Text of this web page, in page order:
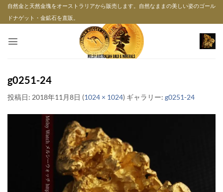
Skip自然金と天然金塊をオーストラリアから販売します。自然なままの美しい姿のゴール
ドナゲット・金鉱石を直販。
g0251-24
投稿日: 2018年11月8日 (1024 × 1024) ギャラリー: g0251-24